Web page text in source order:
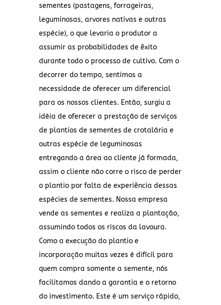
sementes (pastagens, forrageiras,
leguminosas, arvores nativas e outras
espécie), o que levaria o produtor a
assumir as probabilidades de êxito
durante todo o processo de cultivo. Com o
decorrer do tempo, sentimos a
necessidade de oferecer um diferencial
para os nossos clientes. Então, surgiu a
idéia de oferecer a prestação de serviços
de plantios de sementes de crotalária e
outras espécie de leguminosas
entregando a área ao cliente já formada,
assim o cliente não corre o risco de perder
o plantio por falta de experiência dessas
espécies de sementes. Nossa empresa
vende as sementes e realiza a plantação,
assumindo todos os riscos da lavoura.
Como a execução do plantio e
incorporação muitas vezes é difícil para
quem compra somente a semente, nós
facilitamos dando a garantia e o retorno
do investimento. Este é um serviço rápido,